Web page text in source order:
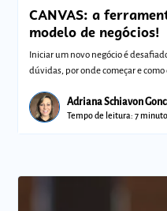
CANVAS: a
modelo de negócios!
Iniciar um novo negócio é
dúvidas, por onde começar e
Adriana Schiavon
Tempo de leitura: 7